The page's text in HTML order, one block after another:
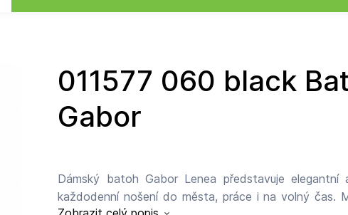
011577 060 black Batůžek
Gabor
Dámský batoh Gabor Lenea představuje elegantní
každodenní nošení do města, práce i na volný čas.